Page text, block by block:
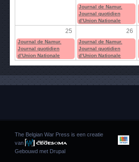
Journal de Namur.
Journal quotidien
d’Union Nationale
25 26
Journal de Namur.
Journal quotidien
d’Union Nationale
Journal de Namur.
Journal quotidien
d’Union Nationale
The Belgian War Press is een creatie
van
Gebouwd met Drupal